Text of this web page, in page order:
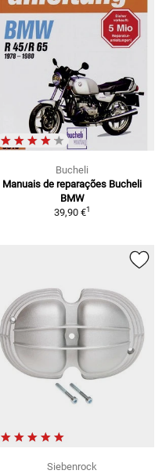
Bucheli
Manuais de reparações Bucheli
BMW
39,90 €1
Siebenrock